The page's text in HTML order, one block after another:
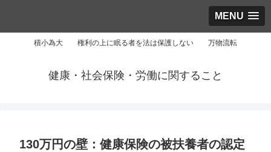
MENU
積小為大 権利の上に眠る者を法は保護しない 万物流転
健康・社会保険・労働に関すること
130万円の壁：健康保険の被扶養者の認定